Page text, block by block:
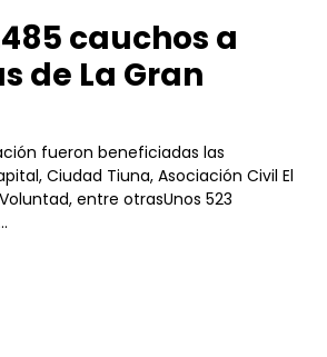
cauchos a
de La Gran
fueron beneficiadas las
Ciudad Tiuna, Asociación Civil El
entre otrasUnos 523